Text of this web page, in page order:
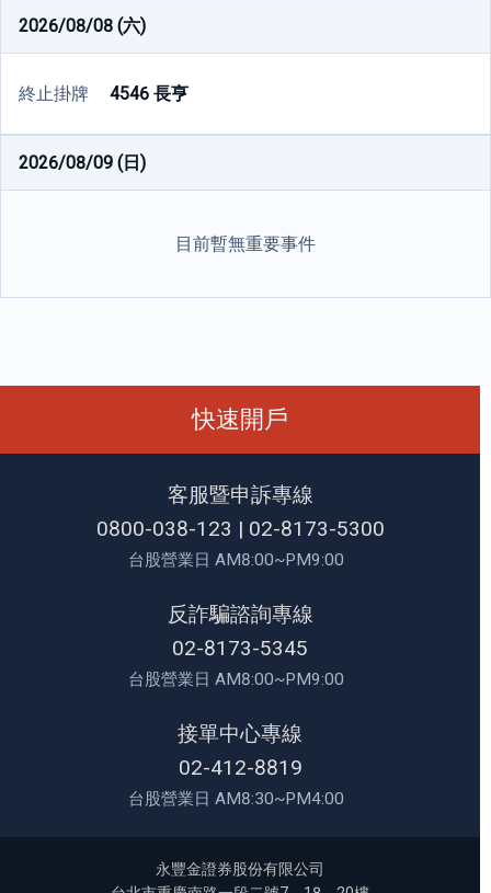
2026/08/08 (六)
終止掛牌 4546 長亨
2026/08/09 (日)
目前暫無重要事件
快速開戶
客服暨申訴專線
0800-038-123 | 02-8173-5300
台股營業日 AM8:00~PM9:00
反詐騙諮詢專線
02-8173-5345
台股營業日 AM8:00~PM9:00
接單中心專線
02-412-8819
台股營業日 AM8:30~PM4:00
永豐金證券股份有限公司